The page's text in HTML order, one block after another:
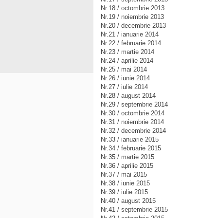
Nr.18 / octombrie 2013
Nr.19 / noiembrie 2013
Nr.20 / decembrie 2013
Nr.21 / ianuarie 2014
Nr.22 / februarie 2014
Nr.23 / martie 2014
Nr.24 / aprilie 2014
Nr.25 / mai 2014
Nr.26 / iunie 2014
Nr.27 / iulie 2014
Nr.28 / august 2014
Nr.29 / septembrie 2014
Nr.30 / octombrie 2014
Nr.31 / noiembrie 2014
Nr.32 / decembrie 2014
Nr.33 / ianuarie 2015
Nr.34 / februarie 2015
Nr.35 / martie 2015
Nr.36 / aprilie 2015
Nr.37 / mai 2015
Nr.38 / iunie 2015
Nr.39 / iulie 2015
Nr.40 / august 2015
Nr.41 / septembrie 2015